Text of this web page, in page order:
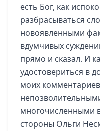
есть Бог, как
разбрасываться
новоявленными
вдумчивых
прямо и сказал. И
удостовериться в
моих
многочисленными
стороны Ольги